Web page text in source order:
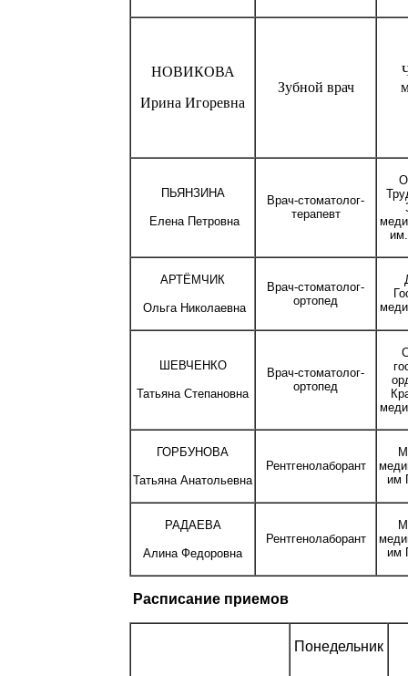
НОВИКОВА
Ирина Игоревна
Зубной врач
ПЬЯНЗИНА
Елена Петровна
Врач-стоматолог-
терапевт
АРТЁМЧИК
Ольга Николаевна
Врач-стоматолог-
ортопед
ШЕВЧЕНКО
Татьяна Степановна
Врач-стоматолог-
ортопед
ГОРБУНОВА
Татьяна Анатольевна
Рентгенолаборант
им
РАДАЕВА
Алина Федоровна
Рентгенолаборант
им
Расписание приемов
Понедельник